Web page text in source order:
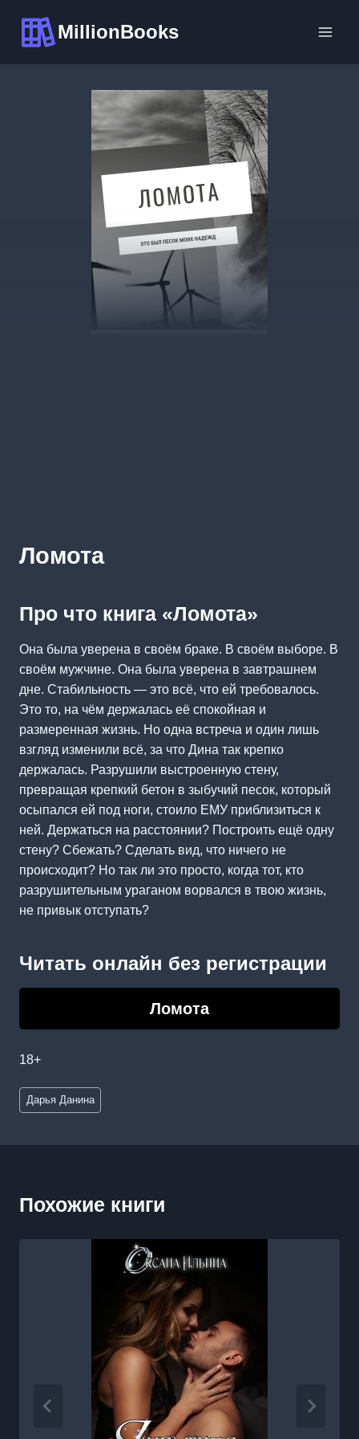
содержимому
MillionBooks
Ломота
Про что книга «Ломота»
Она была уверена в своём браке. В своём выборе. В
своём мужчине. Она была уверена в завтрашнем
дне. Стабильность — это всё, что ей требовалось.
Это то, на чём держалась её спокойная и
размеренная жизнь. Но одна встреча и один лишь
взгляд изменили всё, за что Дина так крепко
держалась. Разрушили выстроенную стену,
превращая крепкий бетон в зыбучий песок, который
осыпался ей под ноги, стоило ЕМУ приблизиться к
ней. Держаться на расстоянии? Построить ещё одну
стену? Сбежать? Сделать вид, что ничего не
происходит? Но так ли это просто, когда тот, кто
разрушительным ураганом ворвался в твою жизнь,
не привык отступать?
Читать онлайн без регистрации
Ломота
18+
Метки
записи:
Дарья Данина
Похожие книги